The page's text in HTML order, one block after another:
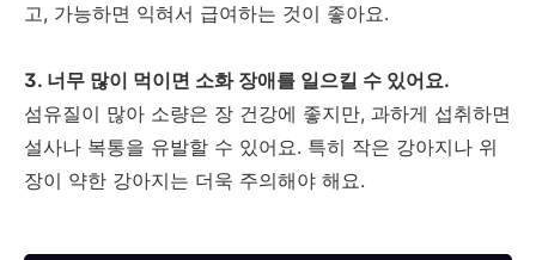
고, 가능하면 익혀서 급여하는 것이 좋아요.
3. 너무 많이 먹이면 소화 장애를 일으킬 수 있어요.
섬유질이 많아 소량은 장 건강에 좋지만, 과하게 섭취하면
설사나 복통을 유발할 수 있어요. 특히 작은 강아지나 위
장이 약한 강아지는 더욱 주의해야 해요.